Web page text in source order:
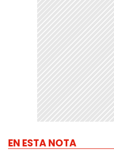
EN ESTA NOTA